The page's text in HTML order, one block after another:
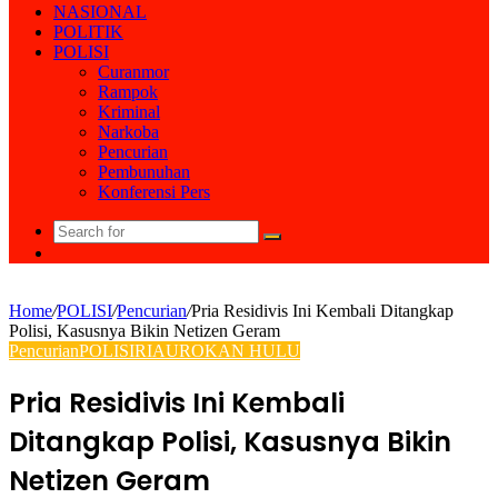
NASIONAL
POLITIK
POLISI
Curanmor
Rampok
Kriminal
Narkoba
Pencurian
Pembunuhan
Konferensi Pers
Search
for
Home/POLISI/Pencurian/Pria Residivis Ini Kembali Ditangkap
Polisi, Kasusnya Bikin Netizen Geram
PencurianPOLISIRIAUROKAN HULU
Pria Residivis Ini Kembali
Ditangkap Polisi, Kasusnya Bikin
Netizen Geram